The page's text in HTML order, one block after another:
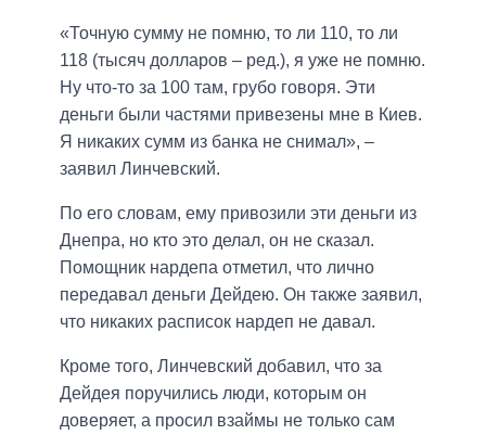
«Точную сумму не помню, то ли 110, то ли
118 (тысяч долларов – ред.), я уже не помню.
Ну что-то за 100 там, грубо говоря. Эти
деньги были частями привезены мне в Киев.
Я никаких сумм из банка не снимал», –
заявил Линчевский.
По его словам, ему привозили эти деньги из
Днепра, но кто это делал, он не сказал.
Помощник нардепа отметил, что лично
передавал деньги Дейдею. Он также заявил,
что никаких расписок нардеп не давал.
Кроме того, Линчевский добавил, что за
Дейдея поручились люди, которым он
доверяет, а просил взаймы не только сам